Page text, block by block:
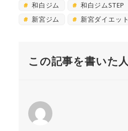
和白ジム 和白ジムSTEP
新宮ジム
新宮ダイエット
この記事を書いた人